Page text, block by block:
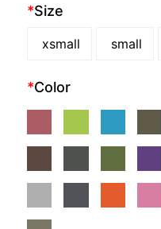
*Size
xsmall small
*Color